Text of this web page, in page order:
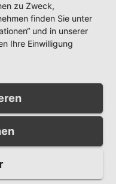
zu Zweck,
finden Sie unter
und in unserer
Ihre Einwilligung